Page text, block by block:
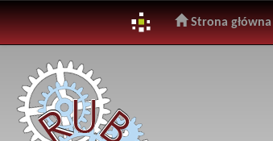
navigation
Strona główna